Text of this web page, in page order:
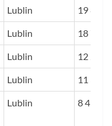
ZYSKU I
2020 R.
Lublin 19 801
Lublin 18 728
Lublin 12 294
Lublin 11 317
Lublin 8 417